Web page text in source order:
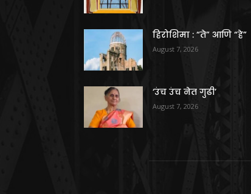
हिरोशिमा : “ते” आणि “हे”
August 7, 2026
‘उंच उंच नेत गुढी’
August 7, 2026